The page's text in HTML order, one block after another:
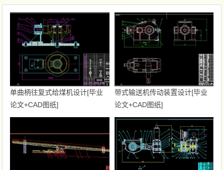
单曲柄往复式给煤机设计[毕业
论文+CAD图纸]
带式输送机传动装置设计[毕业
论文+CAD图纸]